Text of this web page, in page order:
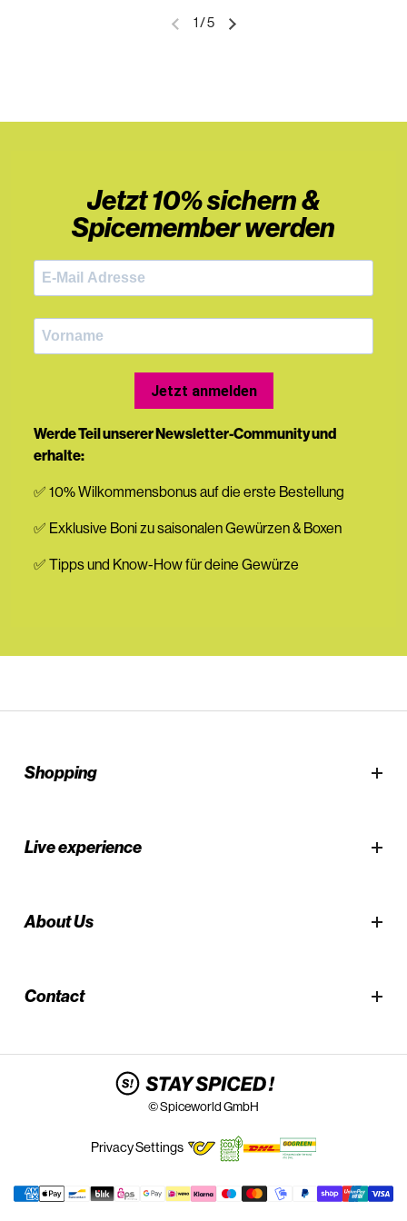
1 /5
Jetzt 10% sichern &
Spicemember werden
Jetzt anmelden
Werde Teil unserer Newsletter-Community und
erhalte:
✅ 10% Wilkommensbonus auf die erste Bestellung
✅ Exklusive Boni zu saisonalen Gewürzen & Boxen
✅ Tipps und Know-How für deine Gewürze
Shopping
Live experience
About Us
Contact
Privacy Settings
© Spiceworld GmbH